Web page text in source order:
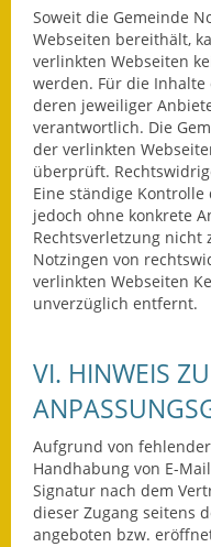
Soweit die Gemeinde
Webseiten bereithält,
verlinkten Webseiten
werden. Für die
deren jeweiliger
verantwortlich. Die
der verlinkten
überprüft.
Eine ständige
jedoch ohne konkrete
Rechtsverletzung nicht
Notzingen von
verlinkten Webseiten
unverzüglich entfernt.
VI. HINWEIS
Aufgrund von
Handhabung von E-
Signatur nach dem
dieser Zugang seitens
angeboten bzw.